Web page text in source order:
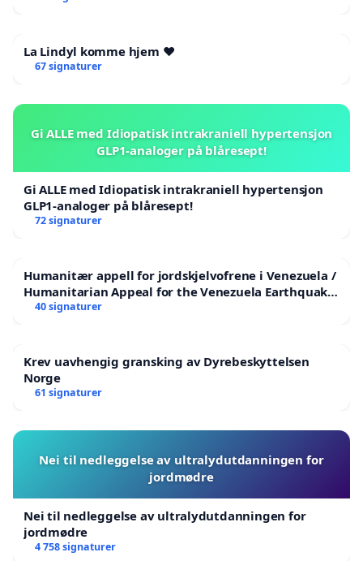
La Lindyl komme hjem ❤️
67 signaturer
Gi ALLE med Idiopatisk intrakraniell hypertensjon
GLP1-analoger på blåresept!
Gi ALLE med Idiopatisk intrakraniell hypertensjon
GLP1-analoger på blåresept!
72 signaturer
Humanitær appell for jordskjelvofrene i Venezuela /
Humanitarian Appeal for the Venezuela Earthquake
Victims
40 signaturer
Krev uavhengig gransking av Dyrebeskyttelsen
Norge
61 signaturer
Nei til nedleggelse av ultralydutdanningen for
jordmødre
Nei til nedleggelse av ultralydutdanningen for
jordmødre
4 758 signaturer